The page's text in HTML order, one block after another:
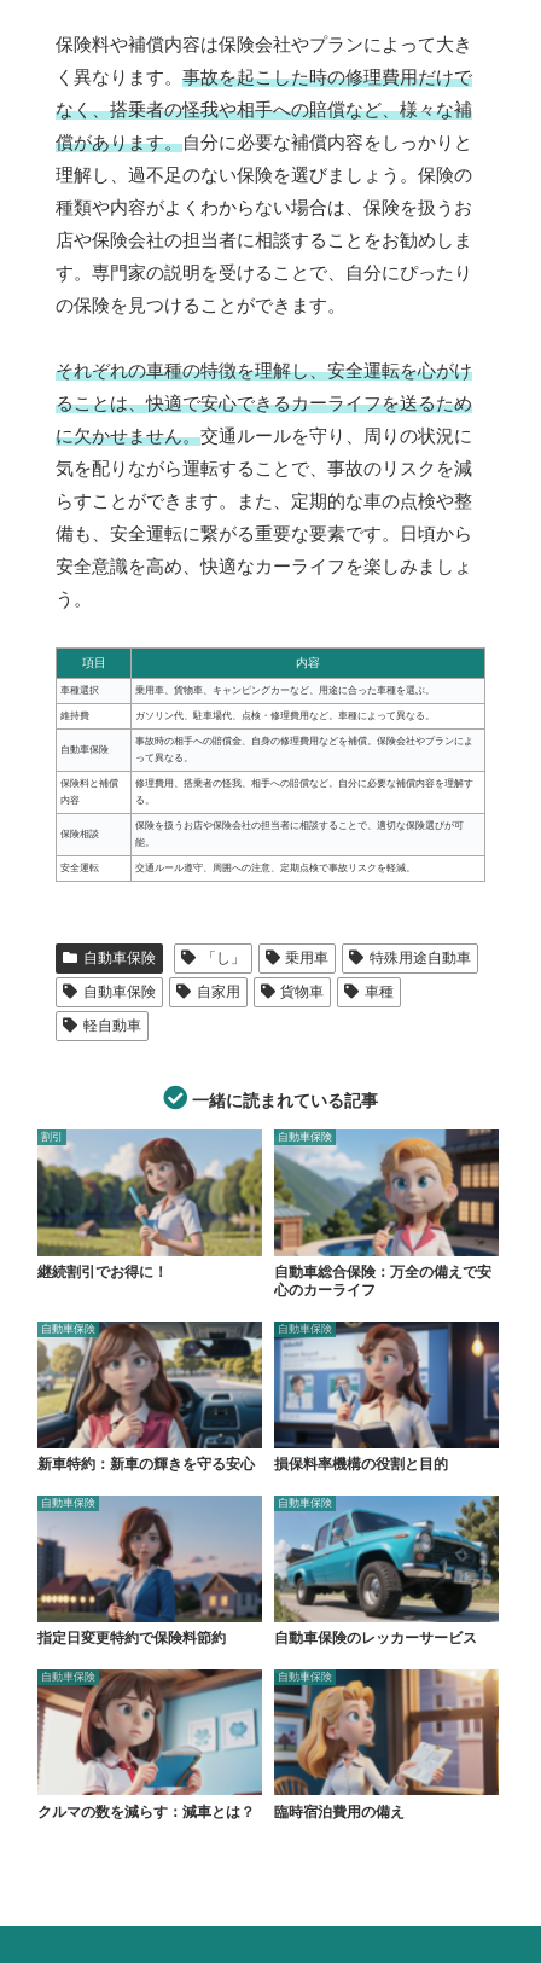
保険料や補償内容は保険会社やプランによって大き
く異なります。 事故を起こした時の修理費用だけで
なく、搭乗者の怪我や相手への賠償など、様々な補
償があります。自分に必要な補償内容をしっかりと
理解し、過不足のない保険を選びましょう。保険の
種類や内容がよくわからない場合は、保険を扱うお
店や保険会社の担当者に相談することをお勧めしま
す。専門家の説明を受けることで、自分にぴったり
の保険を見つけることができます。
それぞれの車種の特徴を理解し、安全運転を心がけ
ることは、快適で安心できるカーライフを送るため
に欠かせません。交通ルールを守り、周りの状況に
気を配りながら運転することで、事故のリスクを減
らすことができます。また、定期的な車の点検や整
備も、安全運転に繋がる重要な要素です。日頃から
安全意識を高め、快適なカーライフを楽しみましょ
う。
項目 内容
車種選択 乗用車、貨物車、キャンピングカーなど、用途に合った車種を選ぶ。
維持費 ガソリン代、駐車場代、点検・修理費用など。車種によって異なる。
自動車保険
事故時の相手への賠償金、自身の修理費用などを補償。保険会社やプランによ
って異なる。
保険料と補償
内容
修理費用、搭乗者の怪我、相手への賠償など。自分に必要な補償内容を理解す
る。
保険相談
保険を扱うお店や保険会社の担当者に相談することで、適切な保険選びが可
能。
安全運転 交通ルール遵守、周囲への注意、定期点検で事故リスクを軽減。
自動車保険 「し」 乗用車
特殊用途自動車
自動車保険
自家用 貨物車
車種
軽自動車
一緒に読まれている記事
割引
継続割引でお得に！
自動車保険
自動車総合保険：万全の備えで安
心のカーライフ
自動車保険
新車特約：新車の輝きを守る安心
自動車保険
損保料率機構の役割と目的
自動車保険
指定日変更特約で保険料節約
自動車保険
自動車保険のレッカーサービス
自動車保険
クルマの数を減らす：減車とは？
自動車保険
臨時宿泊費用の備え